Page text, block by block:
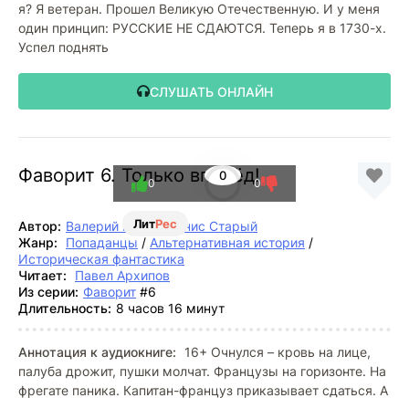
я? Я ветеран. Прошел Великую Отечественную. И у меня
один принцип: РУССКИЕ НЕ СДАЮТСЯ. Теперь я в 1730-х.
Успел поднять
СЛУШАТЬ ОНЛАЙН
Фаворит 6. Только вперёд!
ЛитРес
0
0 0
Автор: Валерий Гуров,Денис Старый
Жанр:
Попаданцы / Альтернативная история /
Историческая фантастика
Читает:
Павел Архипов
Из серии: Фаворит #6
Длительность: 8 часов 16 минут
Аннотация к аудиокниге:
16+ Очнулся – кровь на лице,
палуба дрожит, пушки молчат. Французы на горизонте. На
фрегате паника. Капитан-француз приказывает сдаться. А